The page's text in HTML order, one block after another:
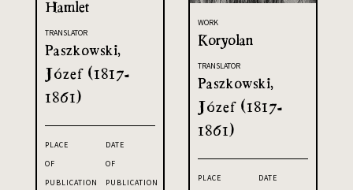
Hamlet
TRANSLATOR
Paszkowski,
Józef (1817-
1861)
PLACE
OF
PUBLICATION
DATE
OF
PUBLICATION
WORK
Koryolan
TRANSLATOR
Paszkowski,
Józef (1817-
1861)
PLACE
DATE